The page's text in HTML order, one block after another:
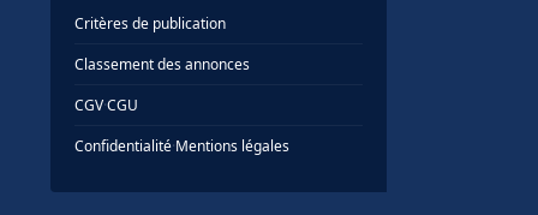
Critères de publication
Classement des annonces
CGV·CGU
Confidentialité·Mentions légales